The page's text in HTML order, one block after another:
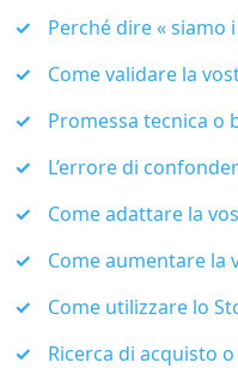
Perché dire « siamo
Come validare la
Promessa tecnica o
L’errore di
Come adattare la
Come aumentare
Come utilizzare lo
Ricerca di acquisto